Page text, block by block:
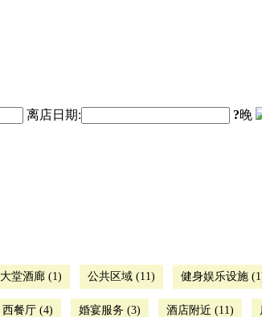
离店日期: ?晚
大堂酒廊 (1) 公共区域 (11) 健身娱乐设施
西餐厅 (4) 婚宴服务 (3) 酒店附近 (11)